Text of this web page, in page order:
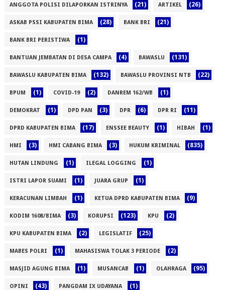
ANGGOTA POLISI DILAPORKAN ISTRINYA (21) ARTIKEL (26)
ASKAB PSSI KABUPATEN BIMA (28) BANK BRI (21)
BANK BRI PERISTIWA (1)
BANTUAN JEMBATAN DI DESA CAMPA (4) BAWASLU (131)
BAWASLU KABUPATEN BIMA (132) BAWASLU PROVINSI NTB (22)
BPUM (1) COVID-19 (2) DANREM 162/WB (1)
DEMOKRAT (1) DPD PAN (3) DPR (6) DPR RI (11)
DPRD KABUPATEN BIMA (17) ENSSEE BEAUTY (1) HIBAH (1)
HMI (3) HMI CABANG BIMA (3) HUKUM KRIMINAL (835)
HUTAN LINDUNG (1) ILEGAL LOGGING (1)
ISTRI LAPOR SUAMI (1) JUARA GRUP (1)
KERACUNAN LIMBAH (1) KETUA DPRD KABUPATEN BIMA (9)
KODIM 1608/BIMA (3) KORUPSI (123) KPU (2)
KPU KABUPATEN BIMA (2) LEGISLATIF (25)
MABES POLRI (1) MAHASISWA TOLAK 3 PERIODE (2)
MASJID AGUNG BIMA (1) MUSANCAB (1) OLAHRAGA (95)
OPINI (43) PANGDAM IX UDAYANA (1)